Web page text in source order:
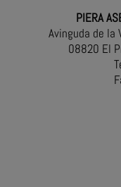
PIERA
Avinguda de
08820 El